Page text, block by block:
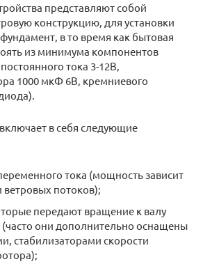
представляют собой
конструкцию, для установки
в то время как бытовая
из минимума компонентов
тока 3-12В,
1000 мкФ 6В, кремниевого
в себя следующие
тока (мощность зависит
ветровых потоков);
передают вращение к валу
(часто они дополнительно оснащены
стабилизаторами скорости